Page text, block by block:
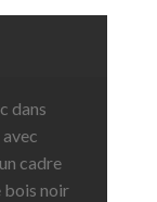
dans
cadre
bois noir